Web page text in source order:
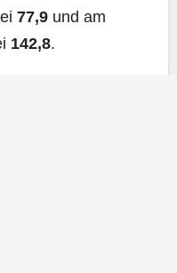
77,9 und am
142,8.